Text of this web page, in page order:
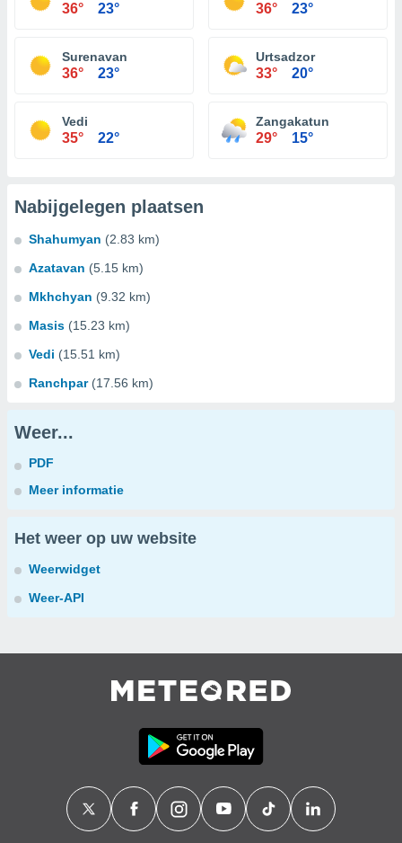
36° 23° 36° 23°
Surenavan
36° 23°
Urtsadzor
33° 20°
Vedi
35° 22°
Zangakatun
29° 15°
Nabijgelegen plaatsen
Shahumyan (2.83 km)
Azatavan (5.15 km)
Mkhchyan (9.32 km)
Masis (15.23 km)
Vedi (15.51 km)
Ranchpar (17.56 km)
Weer...
PDF
Meer informatie
Het weer op uw website
Weerwidget
Weer-API